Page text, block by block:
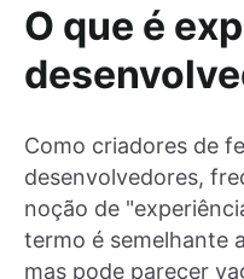
O que é
Como criadores de
desenvolvedores,
noção de
termo é semelhante
mas pode parecer